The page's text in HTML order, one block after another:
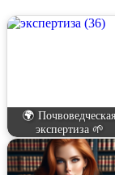
🌍 Почвоведческая
экспертиза 🌱